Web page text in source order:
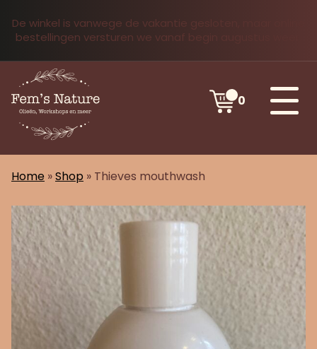
De winkel is vanwege de vakantie gesloten, maar online
bestellingen versturen we vanaf begin augustus weer.
0
Home »Shop » Thieves mouthwash